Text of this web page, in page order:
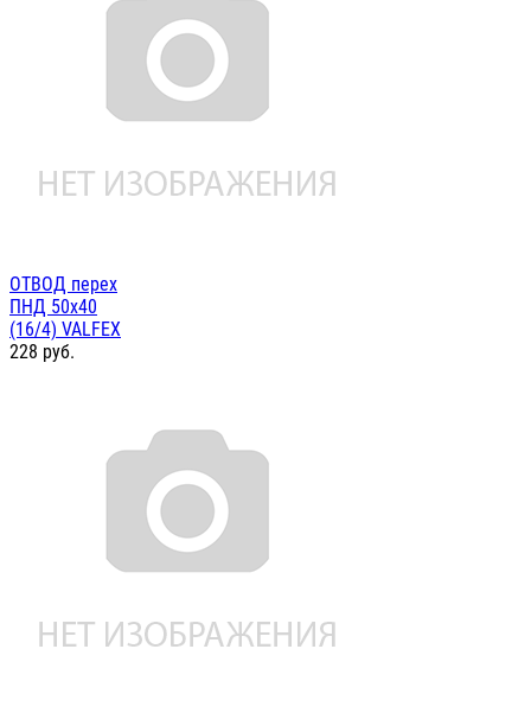
ОТВОД перех
ПНД 50х40
(16/4) VALFEX
228 руб.